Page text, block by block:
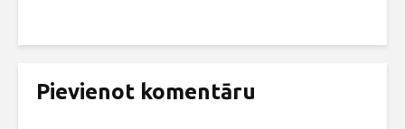
Pievienot komentāru